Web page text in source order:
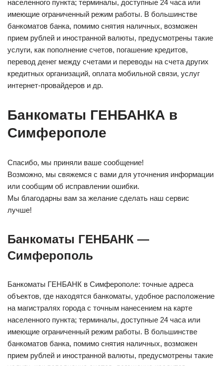
населенного пункта; терминалы, доступные 24 часа или
имеющие ограниченный режим работы. В большинстве
банкоматов банка, помимо снятия наличных, возможен
прием рублей и иностранной валюты, предусмотрены такие
услуги, как пополнение счетов, погашение кредитов,
перевод денег между счетами и переводы на счета других
кредитных организаций, оплата мобильной связи, услуг
интернет-провайдеров и др.
Банкоматы ГЕНБАНКА в
Симферополе
Спасибо, мы приняли ваше сообщение!
Возможно, мы свяжемся с вами для уточнения информации
или сообщим об исправлении ошибки.
Мы благодарны вам за желание сделать наш сервис
лучше!
Банкоматы ГЕНБАНК —
Симферополь
Банкоматы ГЕНБАНК в Симферополе: точные адреса
объектов, где находятся банкоматы, удобное расположение
на магистралях города с точным нанесением на карте
населенного пункта; терминалы, доступные 24 часа или
имеющие ограниченный режим работы. В большинстве
банкоматов банка, помимо снятия наличных, возможен
прием рублей и иностранной валюты, предусмотрены такие